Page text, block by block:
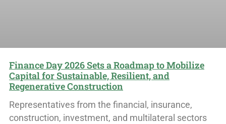
Finance Day 2026 Sets a Roadmap to Mobilize
Capital for Sustainable, Resilient, and
Regenerative Construction
Representatives from the financial, insurance,
construction, investment, and multilateral sectors